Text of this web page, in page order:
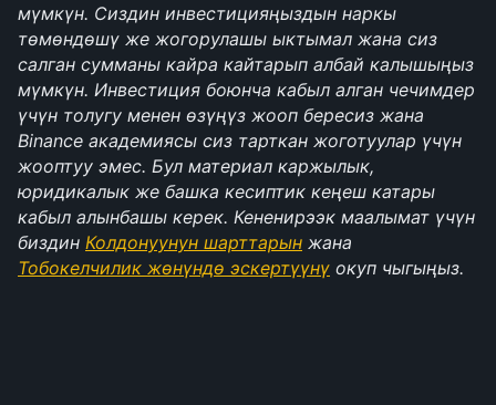
мүмкүн. Сиздин инвестицияңыздын наркы
төмөндөшү же жогорулашы ыктымал жана сиз
салган сумманы кайра кайтарып албай калышыңыз
мүмкүн. Инвестиция боюнча кабыл алган чечимдер
үчүн толугу менен өзүңүз жооп бересиз жана
Binance академиясы сиз тарткан жоготуулар үчүн
жооптуу эмес. Бул материал каржылык,
юридикалык же башка кесиптик кеңеш катары
кабыл алынбашы керек. Кененирээк маалымат үчүн
биздин Колдонуунун шарттарын
Тобокелчилик жөнүндө эскертүүнү окуп чыгыңыз.